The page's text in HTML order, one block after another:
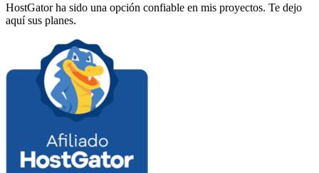
HostGator ha sido una opción confiable en mis proyectos. Te dejo
aquí sus planes.